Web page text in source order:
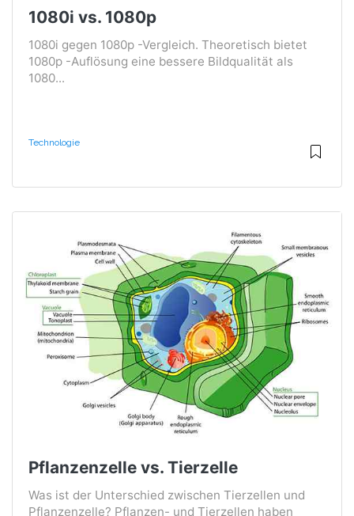
1080i vs. 1080p
1080i gegen 1080p -Vergleich. Theoretisch bietet
1080p -Auflösung eine bessere Bildqualität als
1080...
Technologie
Pflanzenzelle vs. Tierzelle
Was ist der Unterschied zwischen Tierzellen und
Pflanzenzelle? Pflanzen- und Tierzellen haben